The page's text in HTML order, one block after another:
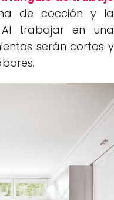
de cocción y la
trabajar en una
serán cortos y